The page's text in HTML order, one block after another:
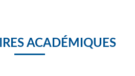
ACADÉMIQUES